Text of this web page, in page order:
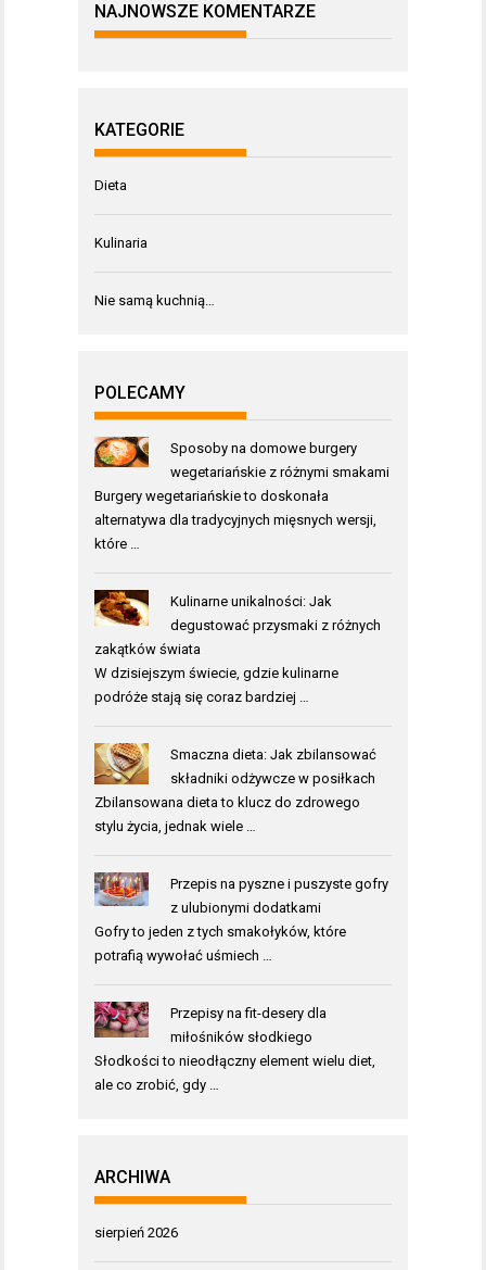
NAJNOWSZE KOMENTARZE
KATEGORIE
Dieta
Kulinaria
Nie samą kuchnią…
POLECAMY
Sposoby na domowe burgery
wegetariańskie z różnymi smakami
Burgery wegetariańskie to doskonała
alternatywa dla tradycyjnych mięsnych wersji,
które …
Kulinarne unikalności: Jak
degustować przysmaki z różnych
zakątków świata
W dzisiejszym świecie, gdzie kulinarne
podróże stają się coraz bardziej …
Smaczna dieta: Jak zbilansować
składniki odżywcze w posiłkach
Zbilansowana dieta to klucz do zdrowego
stylu życia, jednak wiele …
Przepis na pyszne i puszyste gofry
z ulubionymi dodatkami
Gofry to jeden z tych smakołyków, które
potrafią wywołać uśmiech …
Przepisy na fit-desery dla
miłośników słodkiego
Słodkości to nieodłączny element wielu diet,
ale co zrobić, gdy …
ARCHIWA
sierpień 2026